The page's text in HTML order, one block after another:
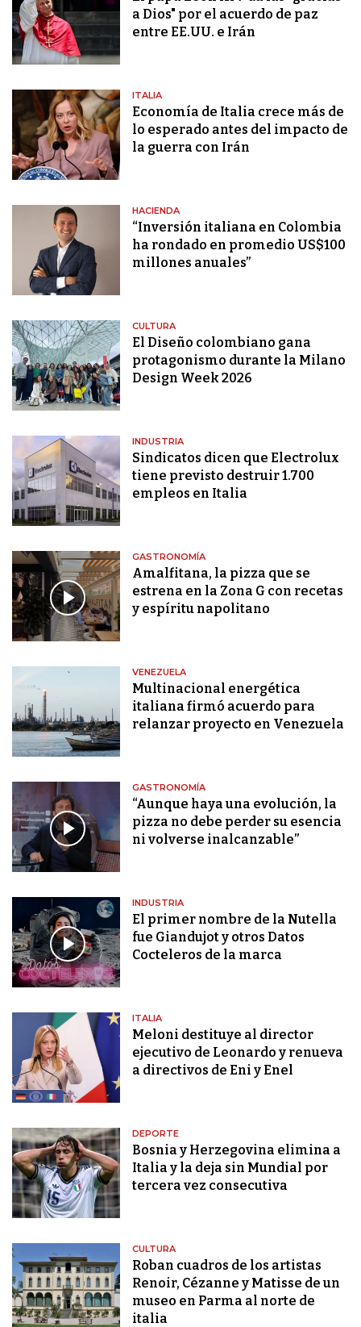
a Dios" por el acuerdo de paz
entre EE.UU. e Irán
ITALIA
Economía de Italia crece más de
lo esperado antes del impacto de
la guerra con Irán
HACIENDA
“Inversión italiana en Colombia
ha rondado en promedio US$100
millones anuales”
CULTURA
El Diseño colombiano gana
protagonismo durante la Milano
Design Week 2026
INDUSTRIA
Sindicatos dicen que Electrolux
tiene previsto destruir 1.700
empleos en Italia
GASTRONOMÍA
Amalfitana, la pizza que se
estrena en la Zona G con recetas
y espíritu napolitano
VENEZUELA
Multinacional energética
italiana firmó acuerdo para
relanzar proyecto en Venezuela
GASTRONOMÍA
“Aunque haya una evolución, la
pizza no debe perder su esencia
ni volverse inalcanzable”
INDUSTRIA
El primer nombre de la Nutella
fue Giandujot y otros Datos
Cocteleros de la marca
ITALIA
Meloni destituye al director
ejecutivo de Leonardo y renueva
a directivos de Eni y Enel
DEPORTE
Bosnia y Herzegovina elimina a
Italia y la deja sin Mundial por
tercera vez consecutiva
CULTURA
Roban cuadros de los artistas
Renoir, Cézanne y Matisse de un
museo en Parma al norte de
italia